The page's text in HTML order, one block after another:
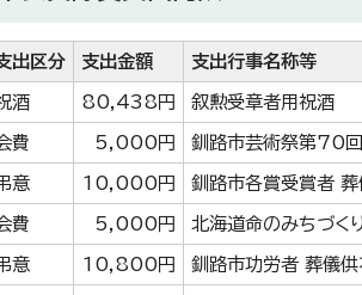
出区分 支出金額 支出行事名称等
酒 80,438円 叙勲受章者用祝酒
費 5,000円 釧路市芸術祭第70回
意 10,000円 釧路市各賞受賞者 葬
費 5,000円 北海道命のみちづく
意 10,800円 釧路市功労者 葬儀供